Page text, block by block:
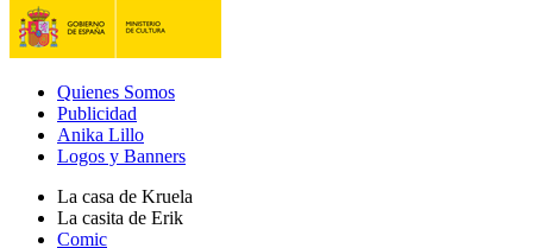
Quienes Somos
Publicidad
Anika Lillo
Logos y Banners
La casa de Kruela
La casita de Erik
Comic